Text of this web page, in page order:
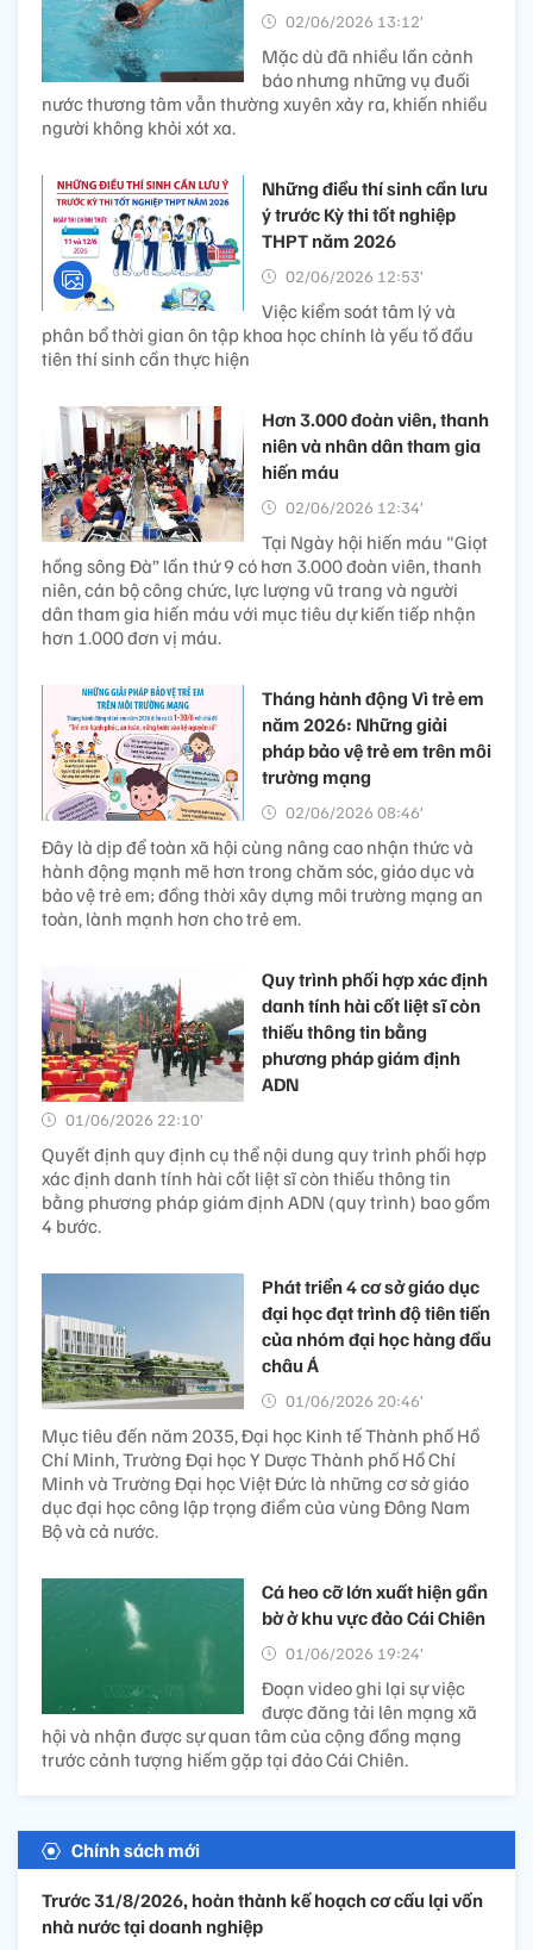
02/06/2026 13:12’
Mặc dù đã nhiều lần cảnh
báo nhưng những vụ đuối
nước thương tâm vẫn thường xuyên xảy ra, khiến nhiều
người không khỏi xót xa.
Những điều thí sinh cần lưu
ý trước Kỳ thi tốt nghiệp
THPT năm 2026
02/06/2026 12:53’
Việc kiểm soát tâm lý và
phân bổ thời gian ôn tập khoa học chính là yếu tố đầu
tiên thí sinh cần thực hiện
Hơn 3.000 đoàn viên, thanh
niên và nhân dân tham gia
hiến máu
02/06/2026 12:34’
Tại Ngày hội hiến máu "Giọt
hồng sông Đà” lần thứ 9 có hơn 3.000 đoàn viên, thanh
niên, cán bộ công chức, lực lượng vũ trang và người
dân tham gia hiến máu với mục tiêu dự kiến tiếp nhận
hơn 1.000 đơn vị máu.
Tháng hành động Vì trẻ em
năm 2026: Những giải
pháp bảo vệ trẻ em trên môi
trường mạng
02/06/2026 08:46’
Đây là dịp để toàn xã hội cùng nâng cao nhận thức và
hành động mạnh mẽ hơn trong chăm sóc, giáo dục và
bảo vệ trẻ em; đồng thời xây dựng môi trường mạng an
toàn, lành mạnh hơn cho trẻ em.
Quy trình phối hợp xác định
danh tính hài cốt liệt sĩ còn
thiếu thông tin bằng
phương pháp giám định
ADN
01/06/2026 22:10’
Quyết định quy định cụ thể nội dung quy trình phối hợp
xác định danh tính hài cốt liệt sĩ còn thiếu thông tin
bằng phương pháp giám định ADN (quy trình) bao gồm
4 bước.
Phát triển 4 cơ sở giáo dục
đại học đạt trình độ tiên tiến
của nhóm đại học hàng đầu
châu Á
01/06/2026 20:46’
Mục tiêu đến năm 2035, Đại học Kinh tế Thành phố Hồ
Chí Minh, Trường Đại học Y Dược Thành phố Hồ Chí
Minh và Trường Đại học Việt Đức là những cơ sở giáo
dục đại học công lập trọng điểm của vùng Đông Nam
Bộ và cả nước.
Cá heo cỡ lớn xuất hiện gần
bờ ở khu vực đảo Cái Chiên
01/06/2026 19:24’
Đoạn video ghi lại sự việc
được đăng tải lên mạng xã
hội và nhận được sự quan tâm của cộng đồng mạng
trước cảnh tượng hiếm gặp tại đảo Cái Chiên.
Chính sách mới
Trước 31/8/2026, hoàn thành kế hoạch cơ cấu lại vốn
nhà nước tại doanh nghiệp